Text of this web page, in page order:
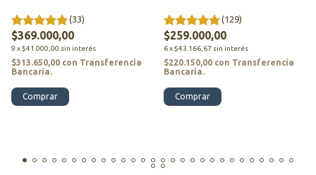
(33)
$369.000,00
9 x$41.000,00 sin interés
$313.650,00 con Transferencia
Bancaria.
Comprar
(129)
$259.000,00
6x$43.166,67 sin interés
$220.150,00 con Transferencia
Bancaria.
Comprar